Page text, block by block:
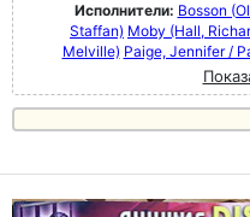
Исполнители: Bosson
Staffan) Moby (Hall,
Melville) Paige, Jennifer /